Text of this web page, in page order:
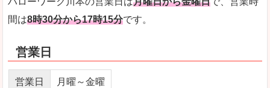
間は8時30分から17時15分です。
営業日
営業日 月曜～金曜